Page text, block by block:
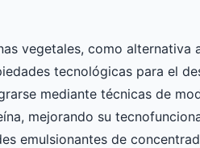
vegetales, como alternativa
tecnológicas para el
mediante técnicas de
mejorando su
emulsionantes de